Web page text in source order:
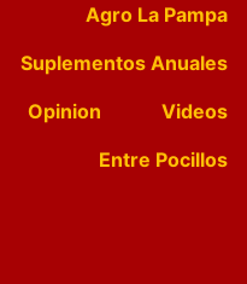
Agro La Pampa
Suplementos Anuales
Opinion
Videos
Entre Pocillos